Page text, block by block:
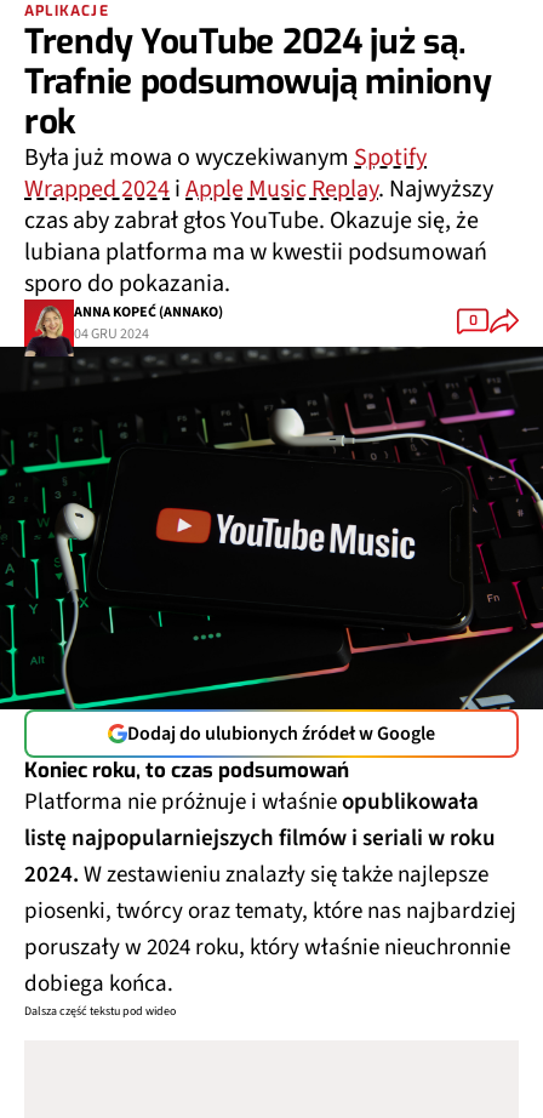
APLIKACJE
Trendy YouTube 2024 już są.
Trafnie podsumowują miniony
rok
Była już mowa o wyczekiwanym Spotify
Wrapped 2024iApple Music Replay. Najwyższy
czas aby zabrał głos YouTube. Okazuje się, że
lubiana platforma ma w kwestii podsumowań
sporo do pokazania.
ANNA KOPEĆ (ANNAKO)
04 GRU 2024
0
Dodaj do ulubionych źródeł w Google
Koniec roku, to czas podsumowań
Platforma nie próżnuje i właśnieopublikowała
listę najpopularniejszych filmów i seriali w roku
2024.W zestawieniu znalazły się także najlepsze
piosenki, twórcy oraz tematy, które nas najbardziej
poruszały w 2024 roku, który właśnie nieuchronnie
dobiega końca.
Dalsza część tekstu pod wideo